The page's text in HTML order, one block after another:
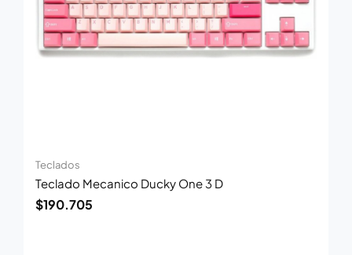
Teclados
Teclado Mecanico Ducky One 3 D
$190.705